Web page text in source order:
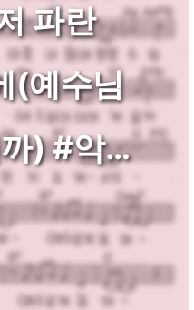
파란
(예수님
) #악보,
운로드